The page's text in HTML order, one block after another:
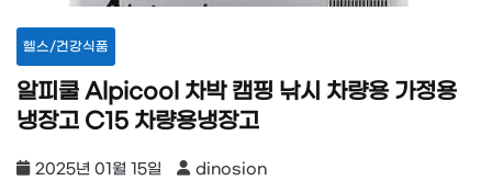
헬스/건강식품
알피쿨 Alpicool 차박 캠핑 낚시 차량용 가정용
냉장고 C15 차량용냉장고
2025년 01월 15일 dinosion